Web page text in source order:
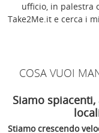
ufficio, in palestra
Take2Me.it e cerca i
COSA VUOI
Siamo
Stiamo crescendo